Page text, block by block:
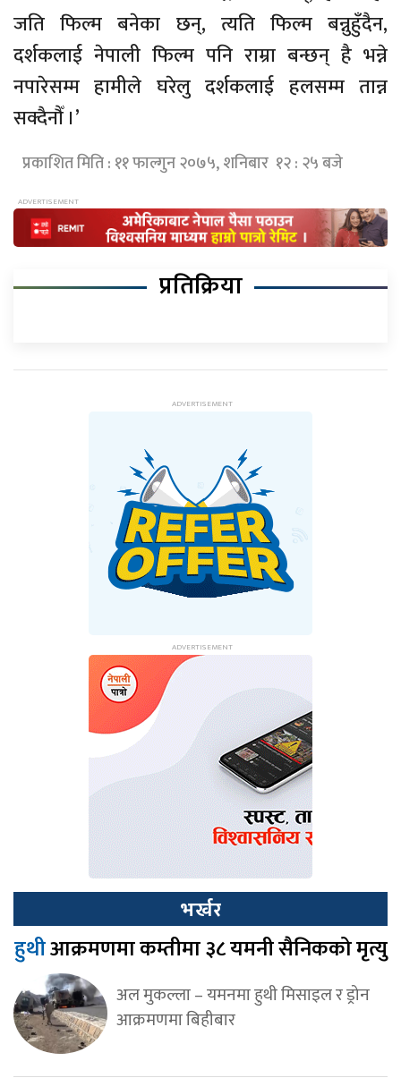
जति फिल्म बनेका छन्, त्यति फिल्म बन्नुहुँदैन,
दर्शकलाई नेपाली फिल्म पनि राम्रा बन्छन् है भन्ने
नपारेसम्म हामीले घरेलु दर्शकलाई हलसम्म तान्न
सक्दैनौँ ।’
प्रकाशित मिति : ११ फाल्गुन २०७५, शनिबार १२ : २५ बजे
प्रतिक्रिया
भर्खर
हुथीआक्रमणमा कम्तीमा ३८ यमनी सैनिकको मृत्यु
अल मुकल्ला – यमनमा हुथी मिसाइल र ड्रोन
आक्रमणमा बिहीबार